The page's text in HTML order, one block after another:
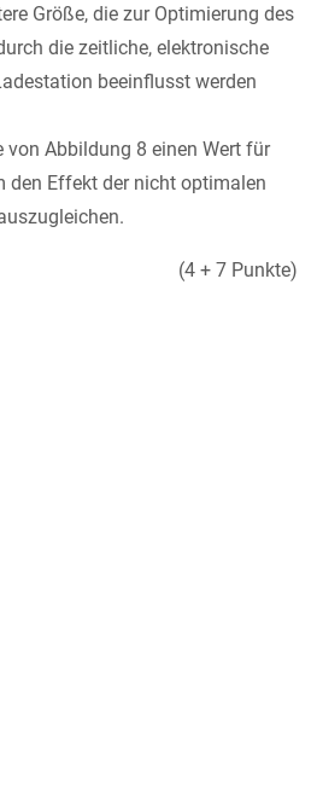
Größe, die zur Optimierung des
die zeitliche, elektronische
beeinflusst werden
Abbildung 8 einen Wert für
den Effekt der nicht optimalen
(4 + 7 Punkte)